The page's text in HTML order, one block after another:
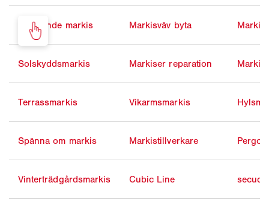
Fristående markis Markisväv byta
Solskyddsmarkis Markiser reparation
Terrassmarkis Vikarmsmarkis
Spänna om markis Markistillverkare
Vinterträdgårdsmarkis Cubic Line